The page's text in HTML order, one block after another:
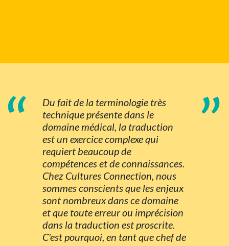
“
Du fait de la terminologie très
technique présente dans le
domaine médical, la traduction
est un exercice complexe qui
requiert beaucoup de
compétences et de connaissances.
Chez Cultures Connection, nous
sommes conscients que les enjeux
sont nombreux dans ce domaine
et que toute erreur ou imprécision
dans la traduction est proscrite.
C'est pourquoi, en tant que chef de
”